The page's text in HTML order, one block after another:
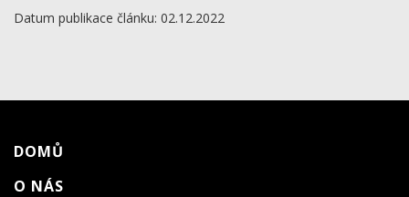
Datum publikace článku: 02.12.2022
DOMŮ
O NÁS